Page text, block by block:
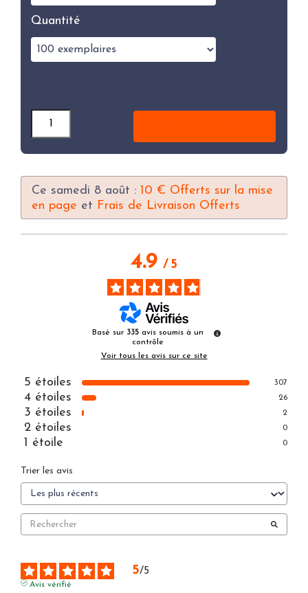
Quantité
Quantité
Ce samedi 8 août : 10 € Offerts sur la mise
en page et Frais de Livraison Offerts
4.9/ 5
Basé sur 335 avis soumis à un
contrôle
Voir tous les avis sur ce site
5 étoiles 307
4 étoiles 26
3 étoiles 2
2 étoiles 0
1 étoile 0
Trier les avis
5/5
Avis vérifié